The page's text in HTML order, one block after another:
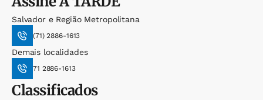
Salvador e Região Metropolitana
(71) 2886-1613
Demais localidades
71 2886-1613
Classificados